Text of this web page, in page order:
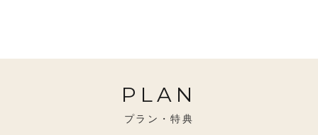
20万円～26万円未満
26万円～31万円未満
クール
イエベ秋におすすめ
ブルべ夏におすすめPLAN
プラン・特典